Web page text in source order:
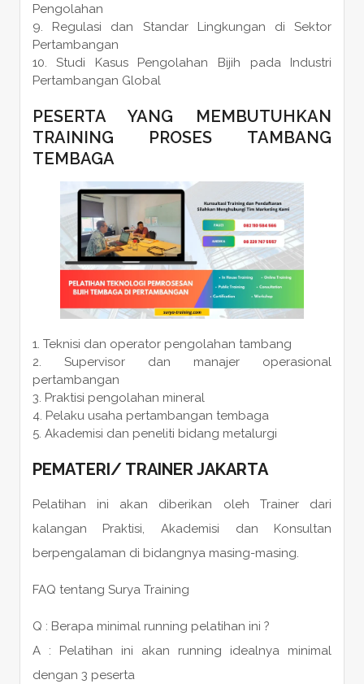
Pengolahan
Regulasi dan Standar Lingkungan di Sektor
Pertambangan
Studi Kasus Pengolahan Bijih pada Industri
Pertambangan Global
PESERTA YANG MEMBUTUHKAN
TRAINING PROSES TAMBANG
TEMBAGA
Teknisi dan operator pengolahan tambang
Supervisor dan manajer operasional
pertambangan
Praktisi pengolahan mineral
Pelaku usaha pertambangan tembaga
Akademisi dan peneliti bidang metalurgi
PEMATERI/ TRAINER JAKARTA
Pelatihan ini akan diberikan oleh Trainer dari
kalangan Praktisi, Akademisi dan Konsultan
berpengalaman di bidangnya masing-masing.
FAQ tentang Surya Training
Q : Berapa minimal running pelatihan ini ?
A : Pelatihan ini akan running idealnya minimal
dengan 3 peserta